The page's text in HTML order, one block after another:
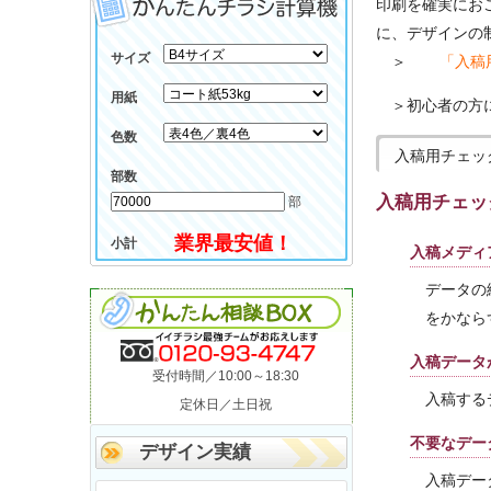
印刷を確実にお
に、デザインの
＞
「入
＞初心者の方
入稿用チェ
入稿用チェ
入稿メデ
データの
をかな
入稿デー
入稿す
不要なデー
入稿デ
サイズ
用紙
色数
部数
部
小計 業界最安値！
受付時間／10:00～18:30
定休日／土日祝
デザイン実績